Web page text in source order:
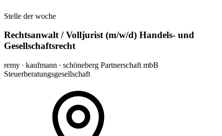
Stelle der woche
Rechtsanwalt / Volljurist (m/w/d) Handels- und
Gesellschaftsrecht
remy ∙ kaufmann ∙ schöneberg Partnerschaft mbB
Steuerberatungsgesellschaft